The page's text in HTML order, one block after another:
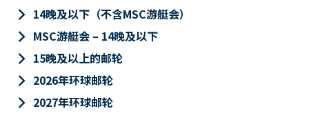
keyboard_arrow_right 14晚及以下（不含MSC游艇会）
keyboard_arrow_right MSC游艇会 – 14晚及以下
keyboard_arrow_right 15晚及以上的邮轮
keyboard_arrow_right 2026年环球邮轮
keyboard_arrow_right 2027年环球邮轮